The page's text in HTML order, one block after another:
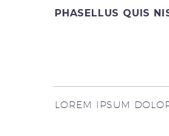
PHASELLUS QUIS
LOREM IPSUM